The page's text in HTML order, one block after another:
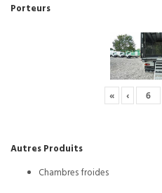
Porteurs
« ‹
Autres Produits
Chambres froides